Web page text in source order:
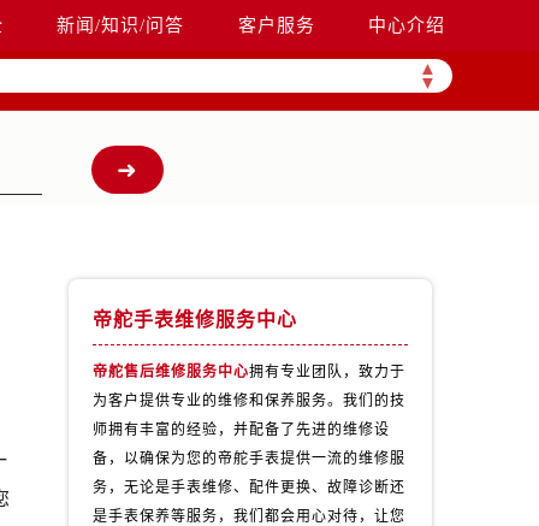
新闻/知识/问答 客户服务 中心介绍
▲
▼
帝舵手表维修服务中心
帝舵售后维修服务中心拥有专业团队，致力于
为客户提供专业的维修和保养服务。我们的技
师拥有丰富的经验，并配备了先进的维修设
备，以确保为您的帝舵手表提供一流的维修服
务，无论是手表维修、配件更换、故障诊断还
是手表保养等服务，我们都会用心对待，让您